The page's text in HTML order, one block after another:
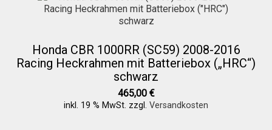
Kasse
Mein Konto
Honda CBR 1000RR (SC59) 2008-2016
Racing Heckrahmen mit Batteriebox („HRC“)
schwarz
465,00 €
inkl. 19 % MwSt. zzgl. Versandkosten